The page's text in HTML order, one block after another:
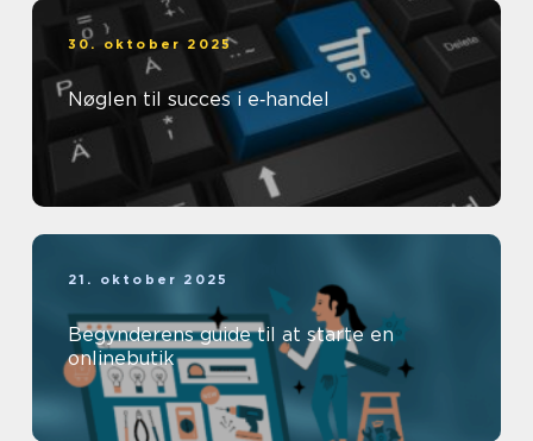
30. oktober 2025
Nøglen til succes i e‑handel
21. oktober 2025
Begynderens guide til at starte en
onlinebutik